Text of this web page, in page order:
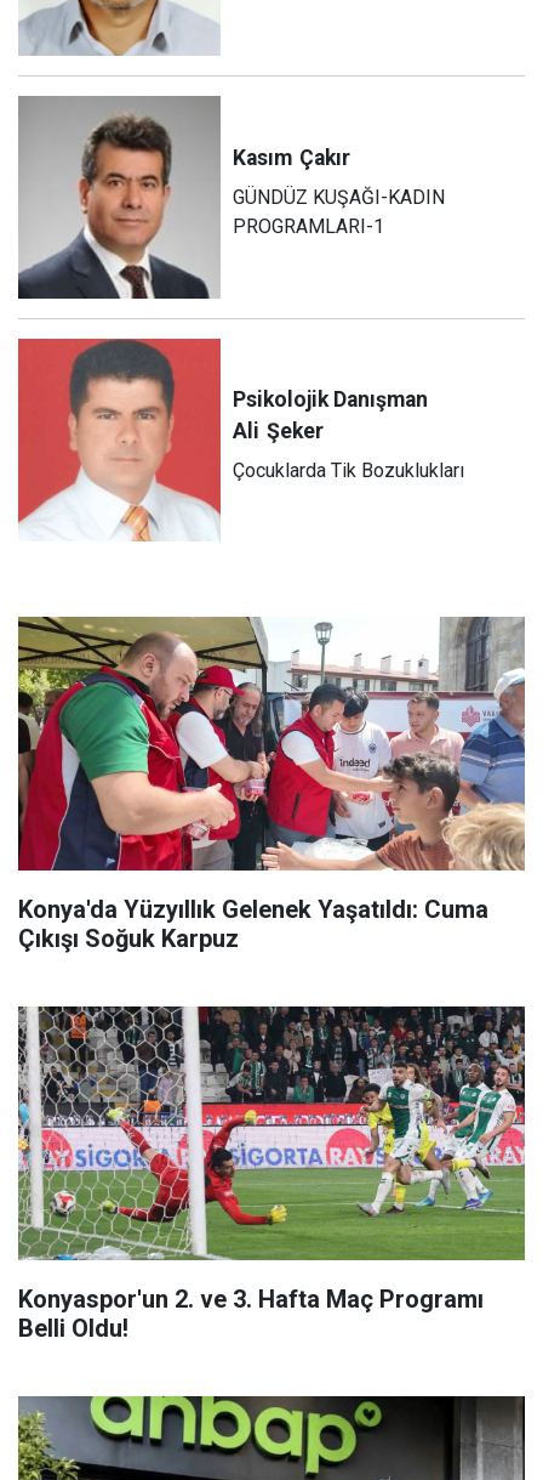
Kasım Çakır
GÜNDÜZ KUŞAĞI-KADIN
PROGRAMLARI-1
Psikolojik Danışman
Ali Şeker
Çocuklarda Tik Bozuklukları
Konya'da Yüzyıllık Gelenek Yaşatıldı: Cuma
Çıkışı Soğuk Karpuz
Konyaspor'un 2. ve 3. Hafta Maç Programı
Belli Oldu!